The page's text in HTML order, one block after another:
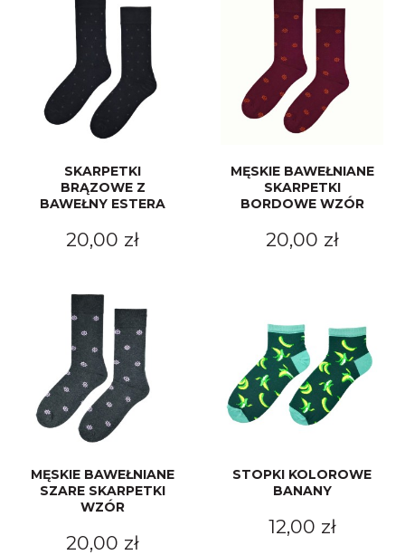
SKARPETKI
BRĄZOWE Z
BAWEŁNY ESTERA
20,00 zł
MĘSKIE BAWEŁNIANE
SKARPETKI
BORDOWE WZÓR
20,00 zł
MĘSKIE BAWEŁNIANE
SZARE SKARPETKI
WZÓR
20,00 zł
STOPKI KOLOROWE
BANANY
12,00 zł
Merynos trekking
Merynos bezuciskowe
Kaszmir
Kaszmir stopki
Bawełna
Bawełna egipska maco